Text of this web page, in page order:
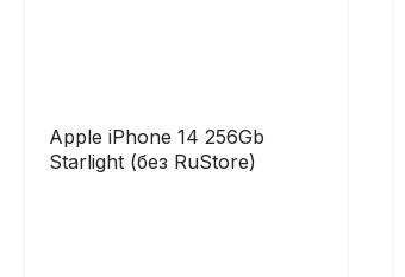
Apple iPhone 14 256Gb
Starlight (без RuStore)